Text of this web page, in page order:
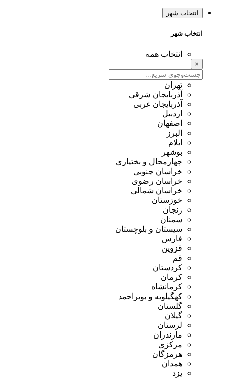
انتخاب شهر
انتخاب شهر
انتخاب همه
×
تهران
آذربایجان شرقی
آذربایجان غربی
اردبیل
اصفهان
البرز
ایلام
بوشهر
چهارمحال و بختیاری
خراسان جنوبی
خراسان رضوی
خراسان شمالی
خوزستان
زنجان
سمنان
سیستان و بلوچستان
فارس
قزوین
قم
کردستان
کرمان
کرمانشاه
کهگیلویه و بویراحمد
گلستان
گیلان
لرستان
مازندران
مرکزی
هرمزگان
همدان
یزد